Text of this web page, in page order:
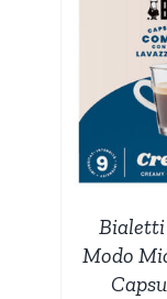
Bialetti
Modo